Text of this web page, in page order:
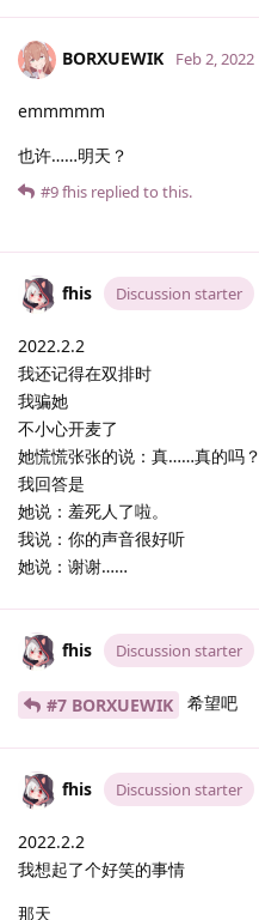
BORXUEWIK Feb 2, 2022
emmmmm
也许……明天？
#9fhis replied to this.
fhis Discussion starter
2022.2.2
我还记得在双排时
我骗她
不小心开麦了
她慌慌张张的说：真……真的吗？
我回答是
她说：羞死人了啦。
我说：你的声音很好听
她说：谢谢……
fhis Discussion starter
#7 BORXUEWIK 希望吧
fhis Discussion starter
2022.2.2
我想起了个好笑的事情
那天